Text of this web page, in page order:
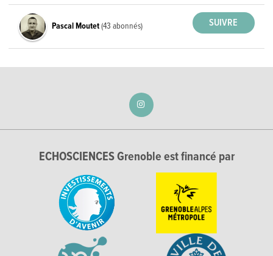
Pascal Moutet(43 abonnés)
ECHOSCIENCES Grenoble est financé par